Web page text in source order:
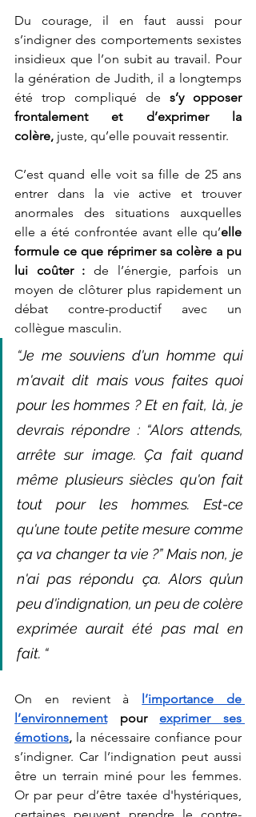
Du courage, il en faut aussi pour
s’indigner des comportements sexistes
insidieux que l’on subit au travail. Pour
la génération de Judith, il a longtemps
été trop compliqué de s’y opposer
frontalement et d’exprimer la
colère, juste, qu’elle pouvait ressentir.
C’est quand elle voit sa fille de 25 ans
entrer dans la vie active et trouver
anormales des situations auxquelles
elle a été confrontée avant elle qu’elle
formule ce que réprimer sa colère a pu
lui coûter : de l’énergie, parfois un
moyen de clôturer plus rapidement un
débat contre-productif avec un
collègue masculin.
“Je me souviens d'un homme qui
m'avait dit mais vous faites quoi
pour les hommes ? Et en fait, là, je
devrais répondre : “Alors attends,
arrête sur image. Ça fait quand
même plusieurs siècles qu'on fait
tout pour les hommes. Est-ce
qu'une toute petite mesure comme
ça va changer ta vie ?” Mais non, je
n'ai pas répondu ça. Alors qu’un
peu d'indignation, un peu de colère
exprimée aurait été pas mal en
fait. “
On en revient à
l’importance de
l’environnement pour exprimer ses
émotions, la nécessaire confiance pour
s’indigner. Car l’indignation peut aussi
être un terrain miné pour les femmes.
Or par peur d’être taxée d'hystériques,
certaines peuvent prendre le contre-